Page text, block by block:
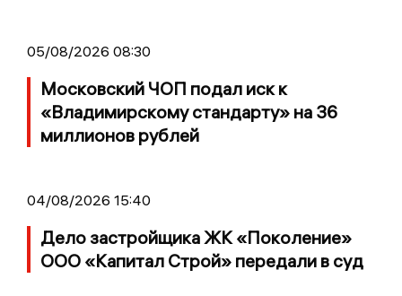
05/08/2026 08:30
Московский ЧОП подал иск к
«Владимирскому стандарту» на 36
миллионов рублей
04/08/2026 15:40
Дело застройщика ЖК «Поколение»
ООО «Капитал Строй» передали в суд